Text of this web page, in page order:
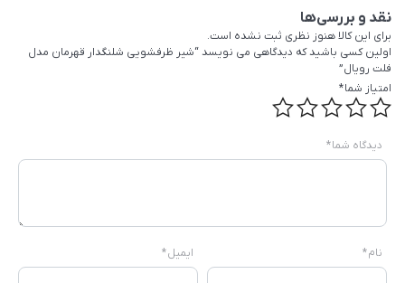
نقد و بررسی‌ها
برای این کالا هنوز نظری ثبت نشده است.
اولین کسی باشید که دیدگاهی می نویسد “شیر ظرفشویی شلنگدار قهرمان مدل
فلت رویال”
امتیاز شما*
دیدگاه شما*
نام* ایمیل*